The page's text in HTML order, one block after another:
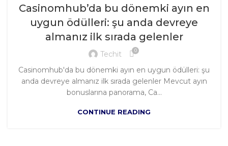
Casinomhub’da bu dönemki ayın en
uygun ödülleri: şu anda devreye
almanız ilk sırada gelenler
Techit 0
Casinomhub'da bu dönemki ayın en uygun ödülleri: şu
anda devreye almanız ilk sırada gelenler Mevcut ayın
bonuslarına panorama, Ca...
CONTINUE READING